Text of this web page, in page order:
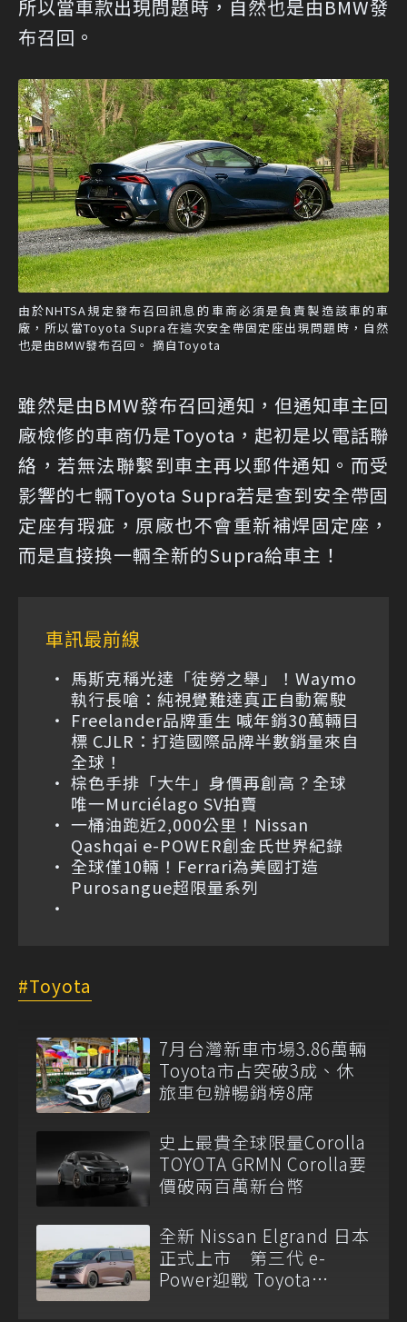
所以當車款出現問題時，自然也是由BMW發
布召回。
由於NHTSA規定發布召回訊息的車商必須是負責製造該車的車
廠，所以當Toyota Supra在這次安全帶固定座出現問題時，自然
也是由BMW發布召回。 摘自Toyota
雖然是由BMW發布召回通知，但通知車主回
廠檢修的車商仍是Toyota，起初是以電話聯
絡，若無法聯繫到車主再以郵件通知。而受
影響的七輛Toyota Supra若是查到安全帶固
定座有瑕疵，原廠也不會重新補焊固定座，
而是直接換一輛全新的Supra給車主！
車訊最前線
馬斯克稱光達「徒勞之舉」！Waymo
執行長嗆：純視覺難達真正自動駕駛
Freelander品牌重生 喊年銷30萬輛目
標 CJLR：打造國際品牌半數銷量來自
全球！
棕色手排「大牛」身價再創高？全球
唯一Murciélago SV拍賣
一桶油跑近2,000公里！Nissan
Qashqai e-POWER創金氏世界紀錄
全球僅10輛！Ferrari為美國打造
Purosangue超限量系列
Toyota
7月台灣新車市場3.86萬輛
Toyota市占突破3成、休
旅車包辦暢銷榜8席
史上最貴全球限量Corolla
TOYOTA GRMN Corolla要
價破兩百萬新台幣
全新 Nissan Elgrand 日本
正式上市 第三代 e-
Power迎戰 Toyota